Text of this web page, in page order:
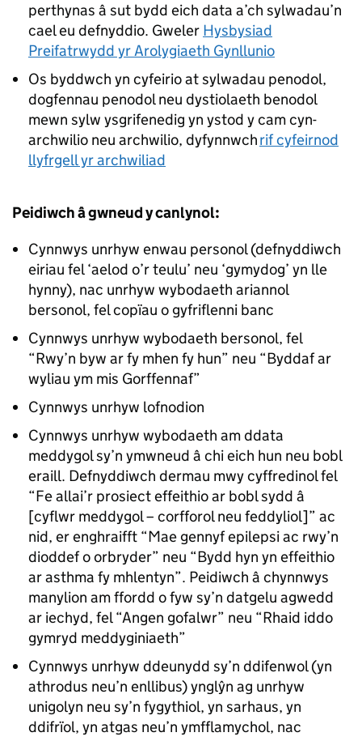
perthynas â sut bydd eich data a’ch sylwadau’n
cael eu defnyddio. Gweler Hysbysiad
Preifatrwydd yr Arolygiaeth Gynllunio
Os byddwch yn cyfeirio at sylwadau penodol,
dogfennau penodol neu dystiolaeth benodol
mewn sylw ysgrifenedig yn ystod y cam cyn-
archwilio neu archwilio, dyfynnwchrif cyfeirnod
llyfrgell yr archwiliad
Peidiwch â gwneud y canlynol:
Cynnwys unrhyw enwau personol (defnyddiwch
eiriau fel ‘aelod o’r teulu’ neu ‘gymydog’ yn lle
hynny), nac unrhyw wybodaeth ariannol
bersonol, fel copïau o gyfriflenni banc
Cynnwys unrhyw wybodaeth bersonol, fel
“Rwy’n byw ar fy mhen fy hun” neu “Byddaf ar
wyliau ym mis Gorffennaf”
Cynnwys unrhyw lofnodion
Cynnwys unrhyw wybodaeth am ddata
meddygol sy’n ymwneud â chi eich hun neu bobl
eraill. Defnyddiwch dermau mwy cyffredinol fel
“Fe allai’r prosiect effeithio ar bobl sydd â
[cyflwr meddygol – corfforol neu feddyliol]” ac
nid, er enghraifft “Mae gennyf epilepsi ac rwy’n
dioddef o orbryder” neu “Bydd hyn yn effeithio
ar asthma fy mhlentyn”. Peidiwch â chynnwys
manylion am ffordd o fyw sy’n datgelu agwedd
ar iechyd, fel “Angen gofalwr” neu “Rhaid iddo
gymryd meddyginiaeth”
Cynnwys unrhyw ddeunydd sy’n ddifenwol (yn
athrodus neu’n enllibus) ynglŷn ag unrhyw
unigolyn neu sy’n fygythiol, yn sarhaus, yn
ddifrïol, yn atgas neu’n ymfflamychol, nac